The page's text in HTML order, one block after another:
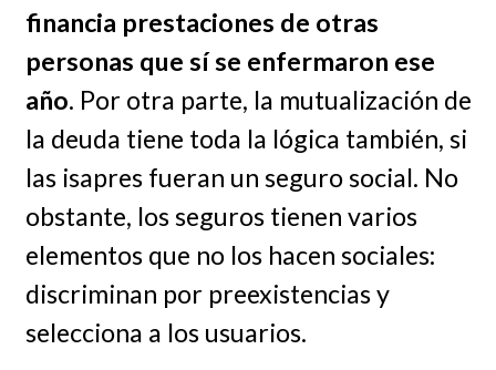
financia prestaciones de otras
personas que sí se enfermaron ese
año. Por otra parte, la mutualización de
la deuda tiene toda la lógica también, si
las isapres fueran un seguro social. No
obstante, los seguros tienen varios
elementos que no los hacen sociales:
discriminan por preexistencias y
selecciona a los usuarios.